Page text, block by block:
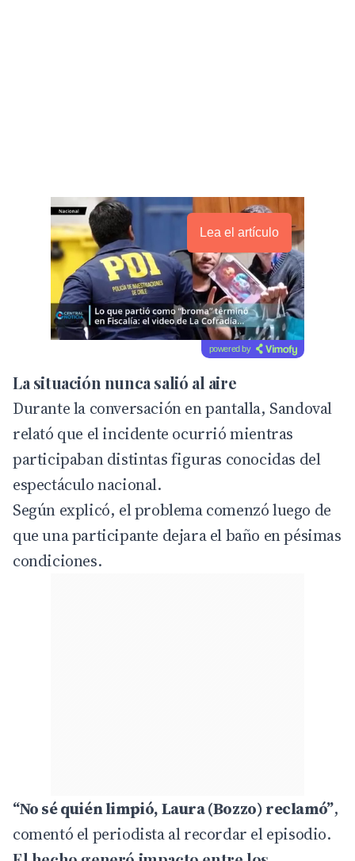
Lea el artículo
powered by
La situación nunca salió al aire
Durante la conversación en pantalla, Sandoval
relató que el incidente ocurrió mientras
participaban distintas figuras conocidas del
espectáculo nacional.
Según explicó, el problema comenzó luego de
que una participante dejara el baño en pésimas
condiciones.
“No sé quién limpió, Laura (Bozzo) reclamó”,
comentó el periodista al recordar el episodio.